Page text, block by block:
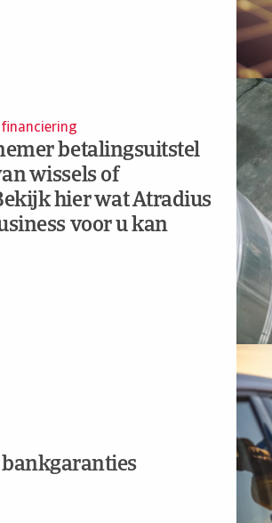
betalingsuitstel
wissels of
hier wat Atradius
voor u kan